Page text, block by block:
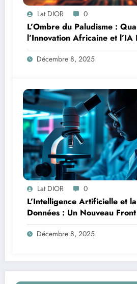
Lat DIOR 0
L’Ombre du Paludisme :
l’Innovation Africaine et l’IA
la Lutte
Décembre 8, 2025
Lat DIOR 0
L’Intelligence Artificielle et
Données : Un Nouveau
Paludisme en Afrique
Décembre 8, 2025